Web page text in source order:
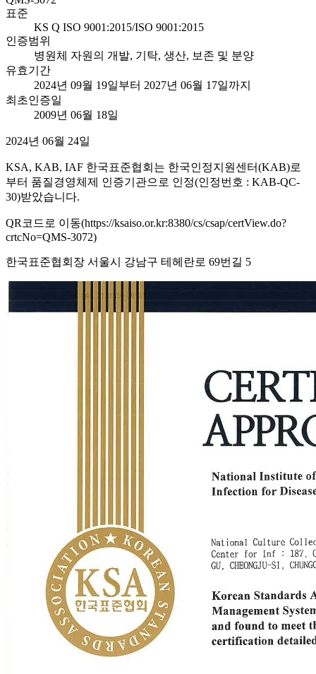
표준
KS Q ISO 9001:2015/ISO 9001:2015
인증범위
병원체 자원의 개발, 기탁, 생산, 보존 및 분양
유효기간
2024년 09월 19일부터 2027년 06월 17일까지
최초인증일
2009년 06월 18일
2024년 06월 24일
KSA, KAB, IAF 한국표준협회는 한국인정지원센터(KAB)로
부터 품질경영체제 인증기관으로 인정(인정번호 : KAB-QC-
30)받았습니다.
QR코드로 이동(https://ksaiso.or.kr:8380/cs/csap/certView.do?
crtcNo=QMS-3072)
한국표준협회장 서울시 강남구 테헤란로 69번길 5